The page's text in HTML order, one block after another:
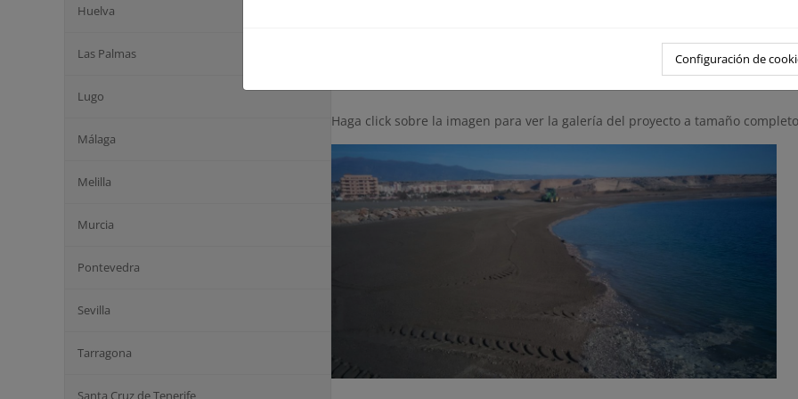
Huelva
Las Palmas
Lugo
Málaga
Melilla
Murcia
Pontevedra
Sevilla
Tarragona
Santa Cruz de Tenerife
Haga click sobre la imagen para ver la galería del proyecto a tamaño
Configuración de